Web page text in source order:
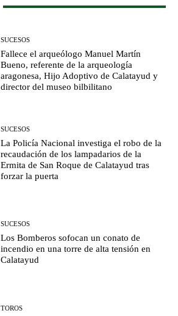
SUCESOS
Fallece el arqueólogo Manuel Martín
Bueno, referente de la arqueología
aragonesa, Hijo Adoptivo de Calatayud y
director del museo bilbilitano
SUCESOS
La Policía Nacional investiga el robo de la
recaudación de los lampadarios de la
Ermita de San Roque de Calatayud tras
forzar la puerta
SUCESOS
Los Bomberos sofocan un conato de
incendio en una torre de alta tensión en
Calatayud
TOROS